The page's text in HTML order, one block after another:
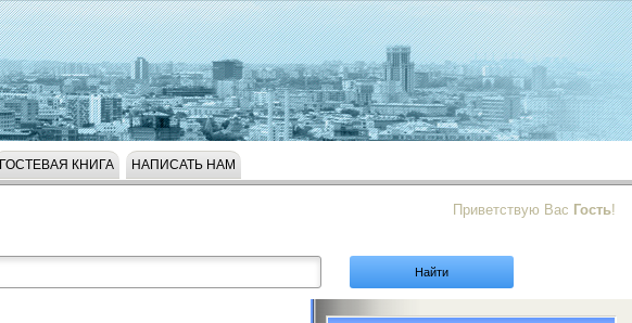
ГОСТЕВАЯ КНИГА НАПИСАТЬ НАМ
Приветствую Вас Гость!